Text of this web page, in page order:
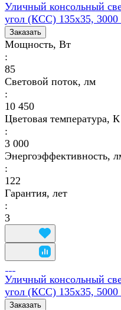
Уличный консольный
угол (КСС) 135х35,
Заказать
Мощность, Вт
:
85
Световой поток, лм
:
10 450
Цветовая температура, К
:
3 000
Энергоэффективность,
:
122
Гарантия, лет
:
3
Уличный консольный
угол (КСС) 135х35,
Заказать